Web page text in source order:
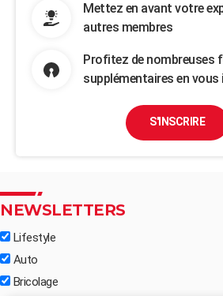
Mettez en avant votre
autres membres
Profitez de nombreuses
supplémentaires en
S'INSCRIRE
NEWSLETTERS
Lifestyle
Auto
Bricolage